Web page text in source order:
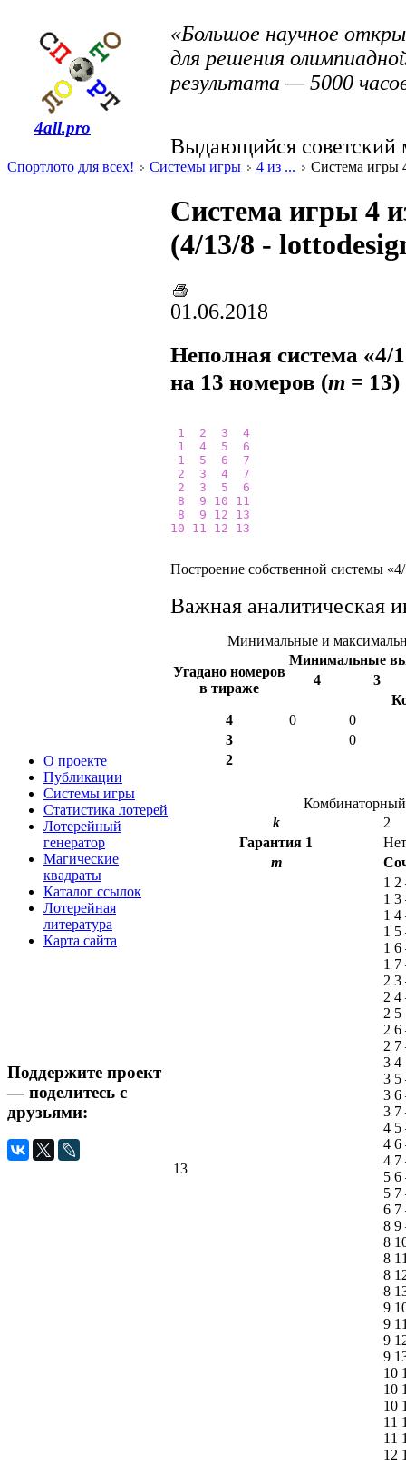
4all.pro
«Большое научное
для решения
результата — 5000
Выдающийся советский
Спортлото для всех! Системы игры 4 из ... Система игры
О проекте
Публикации
Системы игры
Статистика лотерей
Лотерейный
генератор
Магические
квадраты
Каталог ссылок
Лотерейная
литература
Карта сайта
Поддержите проект
— поделитесь с
друзьями:
Система игры 4
(4/13/8 -
01.06.2018
Неполная система
на 13 номеров (m = 13)
1 2 3
4
1
4 5
6
1
5 6
7
2
3 4
7
2
3 5
6
8
9 10
11
8
9 12
13
10
11 12 13
Построение собственной системы
Важная аналитическая
Минимальные и
Угадано номеров
в тираже
Минимальные
4
3
4
0
0
3
0
2
Комбинаторный
k
2
Гарантия 1
Нет
m
13
1 2
1 3
1 4
1 5
1 6
1 7
2 3
2 4
2 5
2 6
2 7
3 4
3 5
3 6
3 7
4 5
4 6
4 7
5 6
5 7
6 7
8 9
8
8
8
8
9
9
9
9
10
10
10
11
11
12